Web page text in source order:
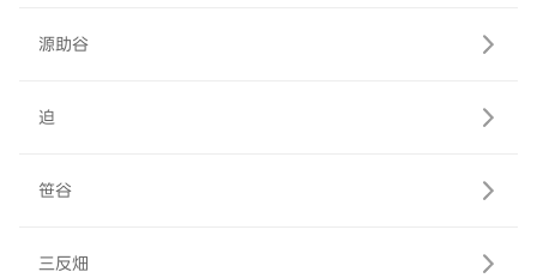
源助谷
迫
笹谷
三反畑